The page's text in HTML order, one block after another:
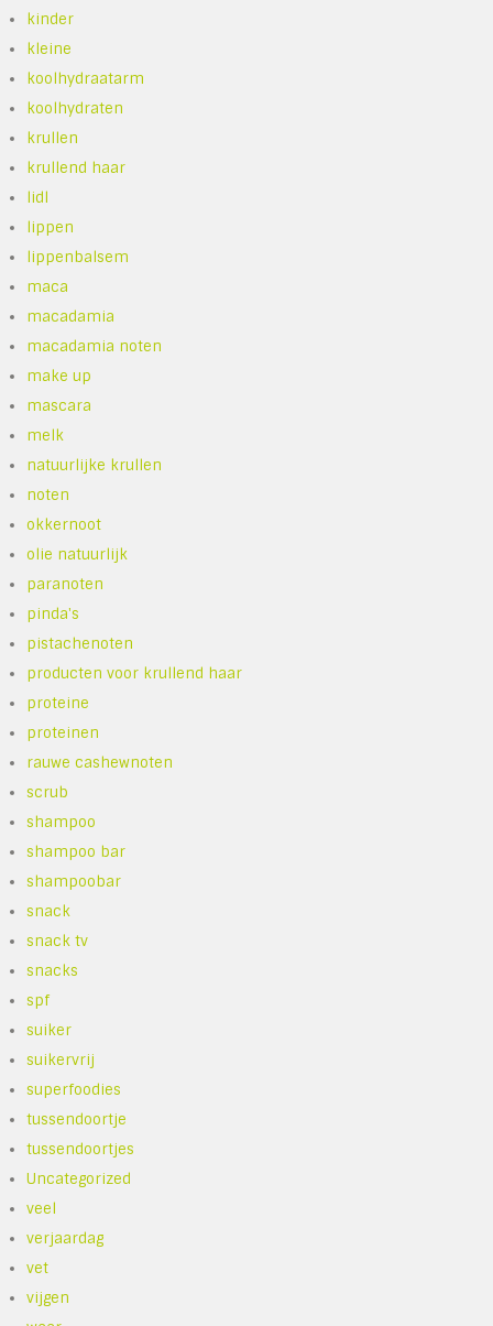
kinder
kleine
koolhydraatarm
koolhydraten
krullen
krullend haar
lidl
lippen
lippenbalsem
maca
macadamia
macadamia noten
make up
mascara
melk
natuurlijke krullen
noten
okkernoot
olie natuurlijk
paranoten
pinda's
pistachenoten
producten voor krullend haar
proteine
proteinen
rauwe cashewnoten
scrub
shampoo
shampoo bar
shampoobar
snack
snack tv
snacks
spf
suiker
suikervrij
superfoodies
tussendoortje
tussendoortjes
Uncategorized
veel
verjaardag
vet
vijgen